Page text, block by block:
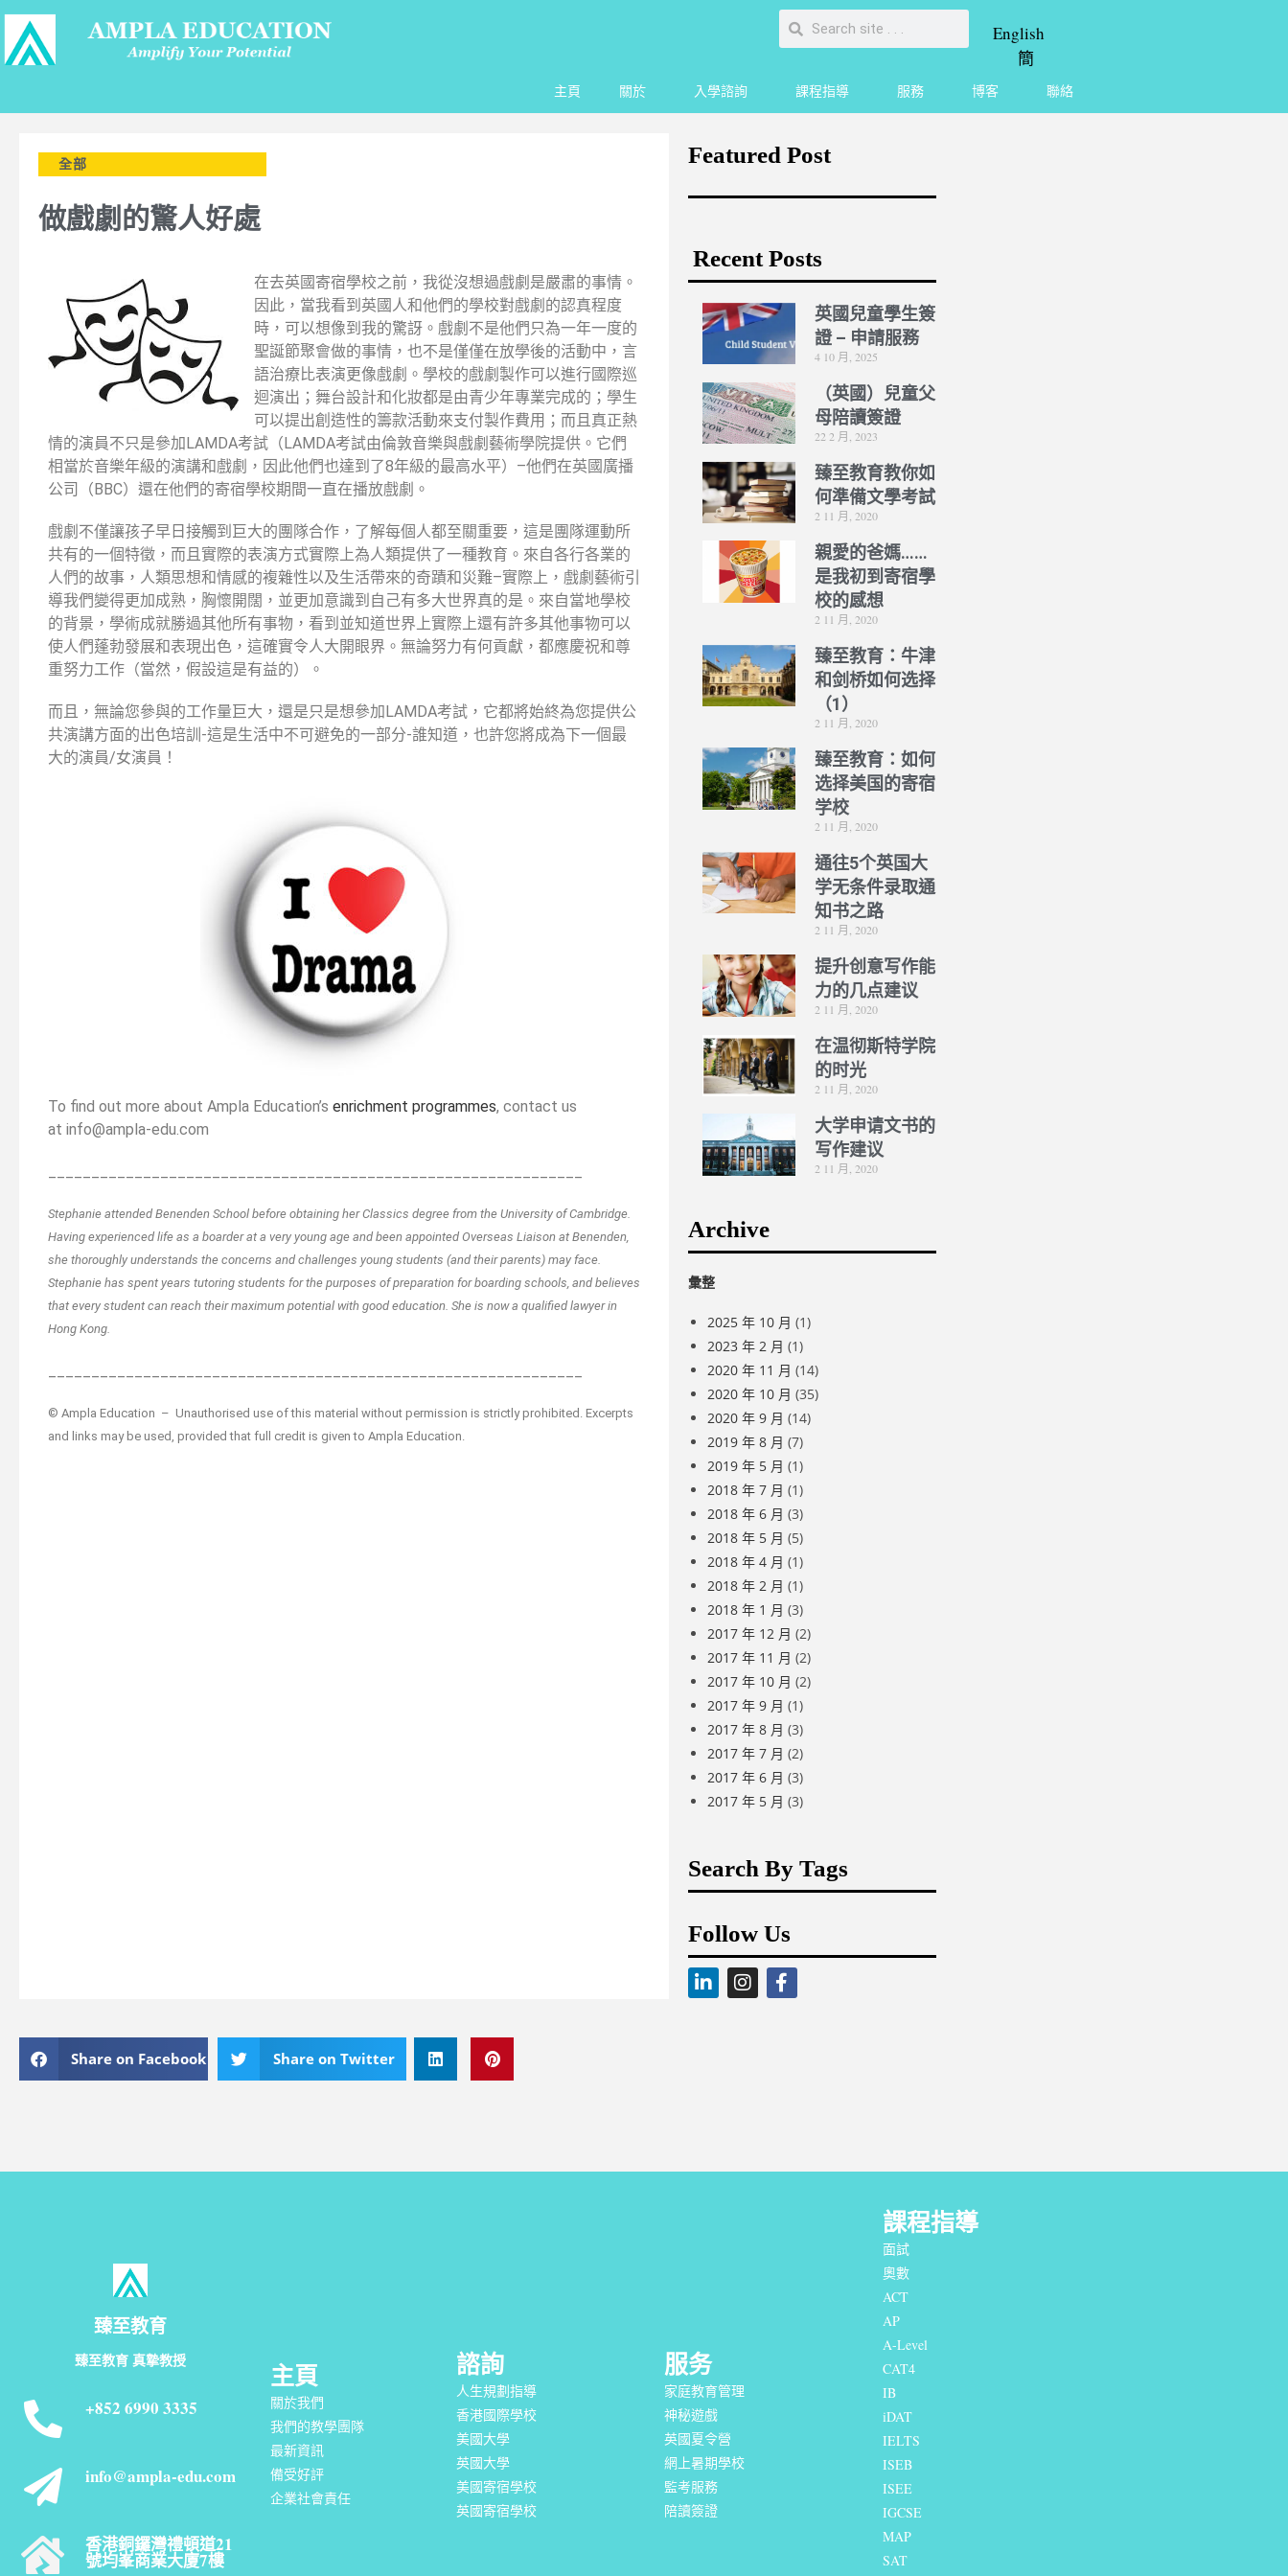
English
簡
主頁 關於 入學諮詢 課程指導 服務 博客 聯絡
全部
做戲劇的驚人好處
在去英國寄宿學校之前，我從沒想過戲劇是嚴肅的事情。
因此，當我看到英國人和他們的學校對戲劇的認真程度
時，可以想像到我的驚訝。戲劇不是他們只為一年一度的
聖誕節聚會做的事情，也不是僅僅在放學後的活動中，言
語治療比表演更像戲劇。學校的戲劇製作可以進行國際巡
迴演出；舞台設計和化妝都是由青少年專業完成的；學生
可以提出創造性的籌款活動來支付製作費用；而且真正熱
情的演員不只是參加LAMDA考試（LAMDA考試由倫敦音樂與戲劇藝術學院提供。它們
相當於音樂年級的演講和戲劇，因此他們也達到了8年級的最高水平）–他們在英國廣播
公司（BBC）還在他們的寄宿學校期間一直在播放戲劇。
戲劇不僅讓孩子早日接觸到巨大的團隊合作，了解每個人都至關重要，這是團隊運動所
共有的一個特徵，而且實際的表演方式實際上為人類提供了一種教育。來自各行各業的
人們的故事，人類思想和情感的複雜性以及生活帶來的奇蹟和災難–實際上，戲劇藝術引
導我們變得更加成熟，胸懷開闊，並更加意識到自己有多大世界真的是。來自當地學校
的背景，學術成就勝過其他所有事物，看到並知道世界上實際上還有許多其他事物可以
使人們蓬勃發展和表現出色，這確實令人大開眼界。無論努力有何貢獻，都應慶祝和尊
重努力工作（當然，假設這是有益的）。
而且，無論您參與的工作量巨大，還是只是想參加LAMDA考試，它都將始終為您提供公
共演講方面的出色培訓-這是生活中不可避免的一部分-誰知道，也許您將成為下一個最
大的演員/女演員！
To find out more about Ampla Education’s enrichment programmes, contact us
at info@ampla-edu.com
Stephanie attended Benenden School before obtaining her Classics degree from the University of Cambridge.
Having experienced life as a boarder at a very young age and been appointed Overseas Liaison at Benenden,
she thoroughly understands the concerns and challenges young students (and their parents) may face.
Stephanie has spent years tutoring students for the purposes of preparation for boarding schools, and believes
that every student can reach their maximum potential with good education. She is now a qualified lawyer in
Hong Kong.
© Ampla Education – Unauthorised use of this material without permission is strictly prohibited. Excerpts
and links may be used, provided that full credit is given to Ampla Education.
Featured Post
Recent Posts
英國兒童學生簽
證 – 申請服務
4 10 月, 2025
（英國）兒童父
母陪讀簽證
22 2 月, 2023
臻至教育教你如
何準備文學考試
2 11 月, 2020
親愛的爸媽……
是我初到寄宿學
校的感想
2 11 月, 2020
臻至教育：牛津
和剑桥如何选择
（1）
2 11 月, 2020
臻至教育：如何
选择美国的寄宿
学校
2 11 月, 2020
通往5个英国大
学无条件录取通
知书之路
2 11 月, 2020
提升创意写作能
力的几点建议
2 11 月, 2020
在温彻斯特学院
的时光
2 11 月, 2020
大学申请文书的
写作建议
2 11 月, 2020
Archive
彙整
2025 年 10 月 (1)
2023 年 2 月 (1)
2020 年 11 月 (14)
2020 年 10 月 (35)
2020 年 9 月 (14)
2019 年 8 月 (7)
2019 年 5 月 (1)
2018 年 7 月 (1)
2018 年 6 月 (3)
2018 年 5 月 (5)
2018 年 4 月 (1)
2018 年 2 月 (1)
2018 年 1 月 (3)
2017 年 12 月 (2)
2017 年 11 月 (2)
2017 年 10 月 (2)
2017 年 9 月 (1)
2017 年 8 月 (3)
2017 年 7 月 (2)
2017 年 6 月 (3)
2017 年 5 月 (3)
Search By Tags
Follow Us
Share on Facebook Share on Twitter
臻至教育
臻至教育 真摯教授
+852 6990 3335
info@ampla-edu.com
香港銅鑼灣禮頓道21
號均峯商業大廈7樓
主頁
關於我們
我們的教學團隊
最新資訊
備受好評
企業社會責任
諮詢
人生規劃指導
香港國際學校
美國大學
英國大學
美國寄宿學校
英國寄宿學校
服务
家庭教育管理
神秘遊戲
英國夏令營
網上暑期學校
監考服務
陪讀簽證
課程指導
面試
奧數
ACT
AP
A-Level
CAT4
IB
iDAT
IELTS
ISEB
ISEE
IGCSE
MAP
SAT